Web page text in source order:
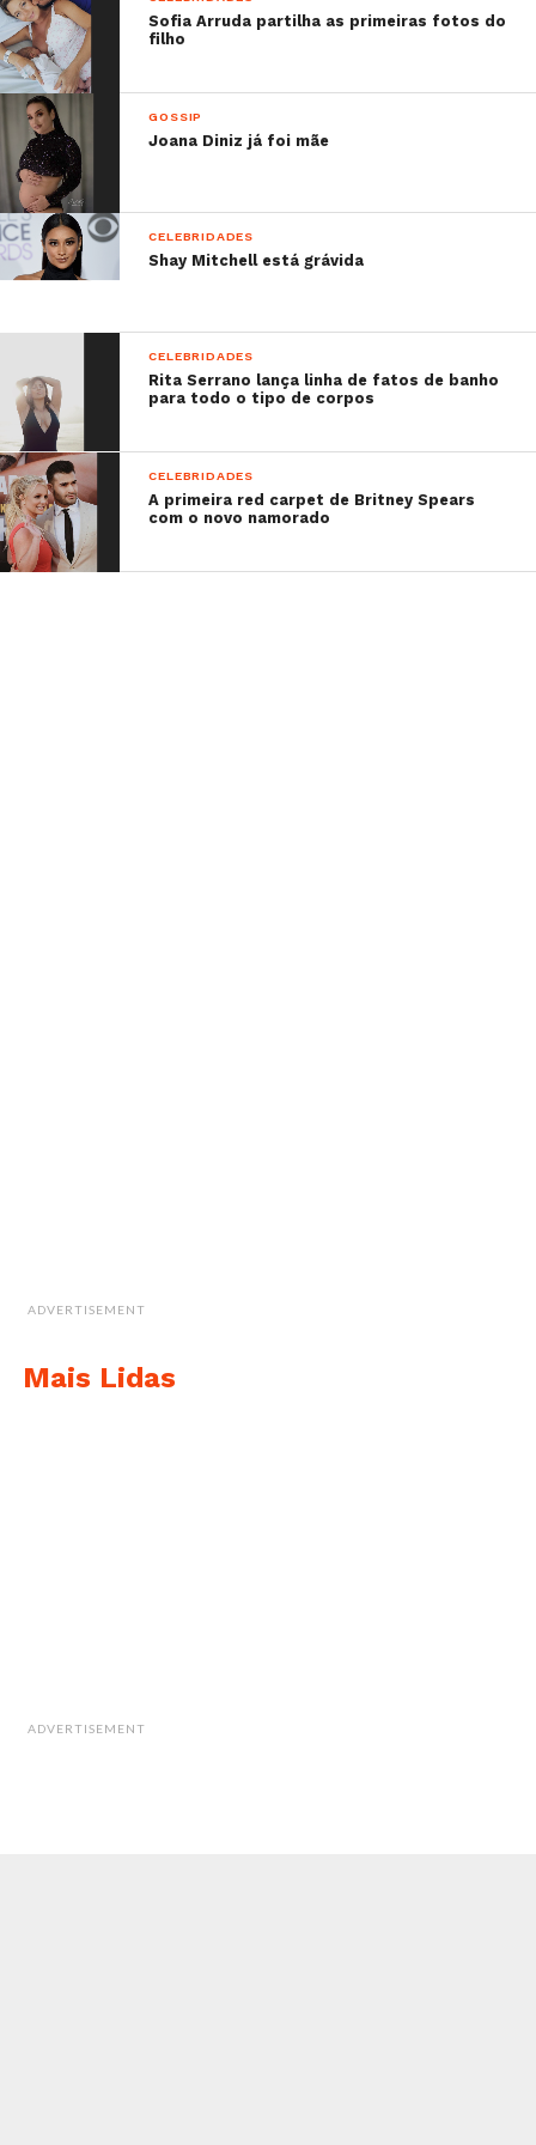
[coração]” ou “É esse reflexo que provoca esse
sorriso lindo?”.
Sabe mais:
–Rita Ferro Rodrigues: “Inchem xoninhas”!
–Rita Ferro despede-se do verão em bom!
–O ator João Baptista encontra-se ainda
hospitalizado mas já falou sobre o sucedido!
–Vanessa Martins revolta-se: “Parem de
inventar e já saem a ganhar!”
Sofia Arruda partilha as primeiras fotos do
filho
GOSSIP
Joana Diniz já foi mãe
CELEBRIDADES
Shay Mitchell está grávida
CELEBRIDADES
Rita Serrano lança linha de fatos de banho
para todo o tipo de corpos
CELEBRIDADES
A primeira red carpet de Britney Spears
com o novo namorado
ADVERTISEMENT
Mais Lidas
ADVERTISEMENT